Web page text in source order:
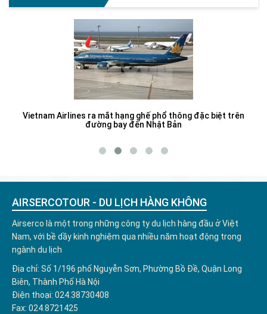
Vietnam Airlines ra mắt hạng ghế phổ thông đặc biệt trên
đường bay đến Nhật Bản
AIRSERCOTOUR - DU LỊCH HÀNG KHÔNG
Airserco là một trong những công ty du lịch hàng đầu ở Việt
Nam, với bề dầy kinh nghiệm qua nhiều năm hoạt động trong
ngành du lịch
Địa chỉ: Số 1/196 phố Nguyễn Sơn, Phường Bồ Đề, Quận Long
Biên, Thành Phố Hà Nội
Điện thoại: 024.38730408
Fax: 024.8721425